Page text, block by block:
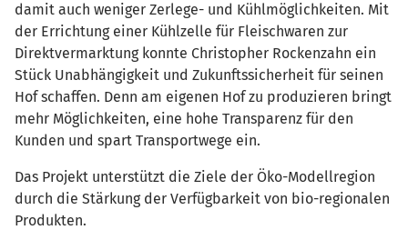
damit auch weniger Zerlege- und Kühlmöglichkeiten. Mit
der Errichtung einer Kühlzelle für Fleischwaren zur
Direktvermarktung konnte Christopher Rockenzahn ein
Stück Unabhängigkeit und Zukunftssicherheit für seinen
Hof schaffen. Denn am eigenen Hof zu produzieren bringt
mehr Möglichkeiten, eine hohe Transparenz für den
Kunden und spart Transportwege ein.
Das Projekt unterstützt die Ziele der Öko-Modellregion
durch die Stärkung der Verfügbarkeit von bio-regionalen
Produkten.